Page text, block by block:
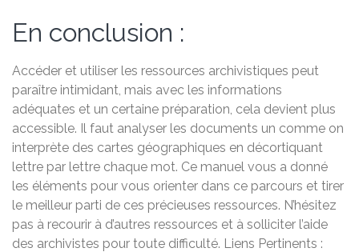
En conclusion :
Accéder et utiliser les ressources archivistiques peut
paraître intimidant, mais avec les informations
adéquates et un certaine préparation, cela devient plus
accessible. Il faut analyser les documents un comme on
interprète des cartes géographiques en décortiquant
lettre par lettre chaque mot. Ce manuel vous a donné
les éléments pour vous orienter dans ce parcours et tirer
le meilleur parti de ces précieuses ressources. N’hésitez
pas à recourir à d’autres ressources et à solliciter l’aide
des archivistes pour toute difficulté. Liens Pertinents :